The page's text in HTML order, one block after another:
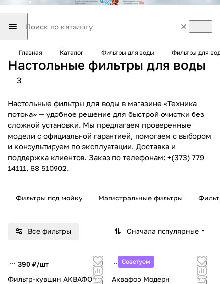
Главная Каталог Фильтры для воды Фильтры для
Настольные фильтры для воды
3
Настольные фильтры для воды в магазине «Техника
потока» — удобное решение для быстрой очистки без
сложной установки. Мы предлагаем проверенные
модели с официальной гарантией, помогаем с выбором
и консультируем по эксплуатации. Доставка и
поддержка клиентов. Заказ по телефонам: +(373) 779
14111, 68 510902.
Фильтры под мойку Магистральные фильтры
Все фильтры Сначала популярные
390 ₽/шт
Фильтр-кувшин АКВАФОР
Советуем
850 ₽/шт
Аквафор Модерн